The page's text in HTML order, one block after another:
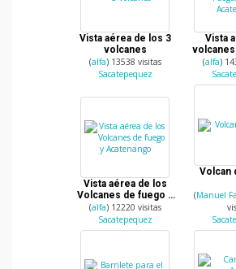
Vista aérea de los 3
volcanes
(alfa) 13538 visitas
Sacatepequez
Vista
Agua y
(alfa)
Vista aérea de los
Volcanes de fuego y
Acatenango
(alfa) 12220 visitas
Sacatepequez
Volcan
(Manuel